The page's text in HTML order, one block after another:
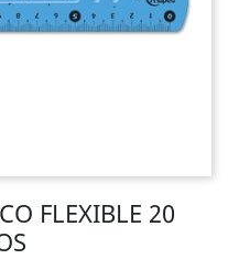
FLEXIBLE 20